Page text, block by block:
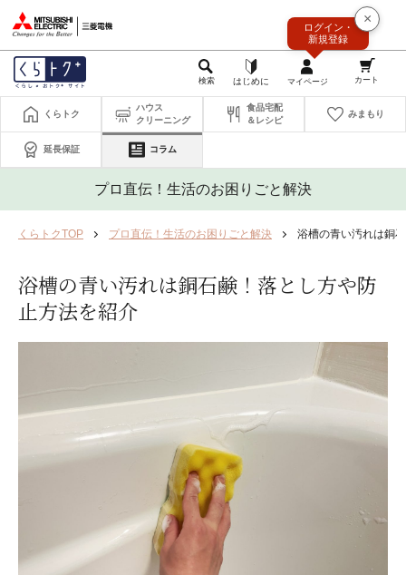
×
ログイン・
新規登録
くらトク
ハウス
クリーニング
食品宅配
＆レシピ
みまもり
延長保証 コラム
プロ直伝！生活のお困りごと解決
くらトクTOP プロ直伝！生活のお困りごと解決 浴槽の青い汚れは銅
浴槽の青い汚れは銅石鹸！落とし方や防
止方法を紹介